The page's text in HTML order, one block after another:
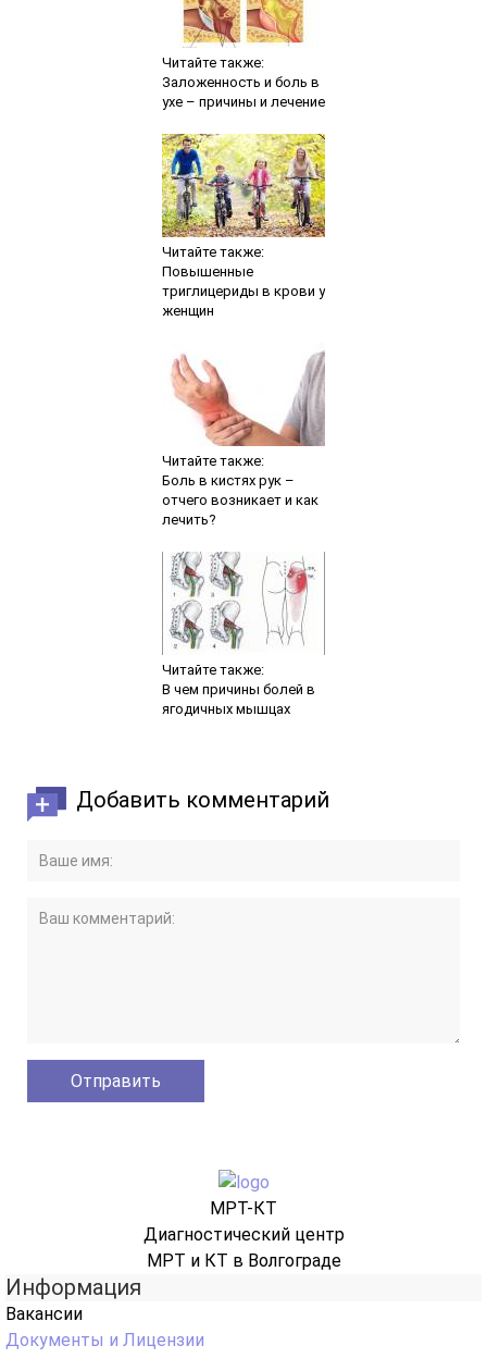
Читайте также:
Заложенность и боль в
ухе – причины и лечение
Читайте также:
Повышенные
триглицериды в крови у
женщин
Читайте также:
Боль в кистях рук –
отчего возникает и как
лечить?
Читайте также:
В чем причины болей в
ягодичных мышцах
Добавить комментарий
МРТ-КТ
Диагностический центр
МРТ и КТ в Волгограде
Информация
Вакансии
Документы и Лицензии